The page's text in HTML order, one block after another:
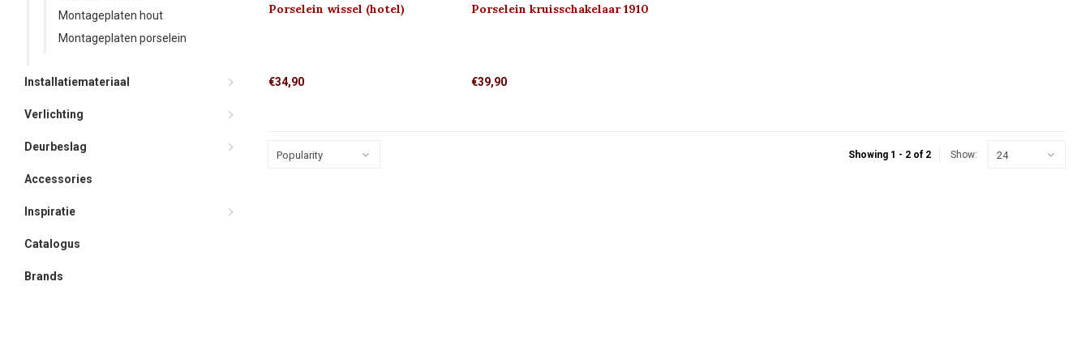
Montageplaten hout
Montageplaten porselein
Installatiemateriaal
Verlichting
Deurbeslag
Accessories
Inspiratie
Catalogus
Brands
Porselein wissel (hotel)
€34,90
Porselein kruisschakelaar 1910
€39,90
Popularity Showing 1 - 2 of 2 Show: 24